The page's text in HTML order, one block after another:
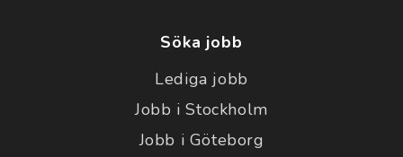
Söka jobb
Lediga jobb
Jobb i Stockholm
Jobb i Göteborg